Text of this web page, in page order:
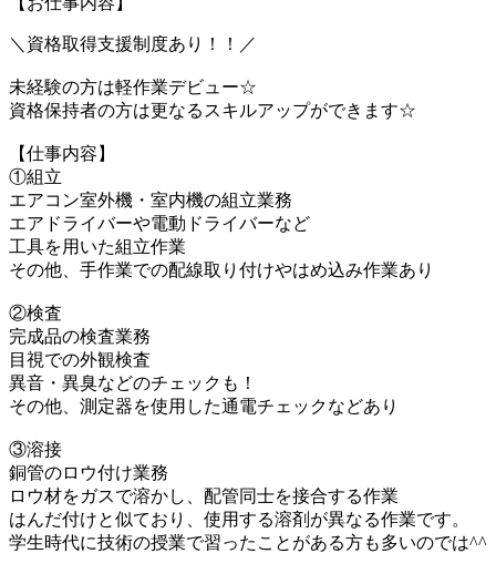
＼資格取得支援制度あり！！／
未経験の方は軽作業デビュー☆
資格保持者の方は更なるスキルアップができます☆
【仕事内容】
①組立
エアコン室外機・室内機の組立業務
エアドライバーや電動ドライバーなど
工具を用いた組立作業
その他、手作業での配線取り付けやはめ込み作業あり
②検査
完成品の検査業務
目視での外観検査
異音・異臭などのチェックも！
その他、測定器を使用した通電チェックなどあり
③溶接
銅管のロウ付け業務
ロウ材をガスで溶かし、配管同士を接合する作業
はんだ付けと似ており、使用する溶剤が異なる作業です。
学生時代に技術の授業で習ったことがある方も多いのでは^^